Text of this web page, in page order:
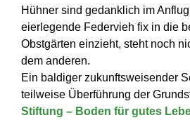
Hühner sind gedanklich im
eierlegende Federvieh fix in die
Obstgärten einzieht, steht noch
dem anderen.
Ein baldiger zukunftsweisender
teilweise Überführung der
Stiftung – Boden für gutes